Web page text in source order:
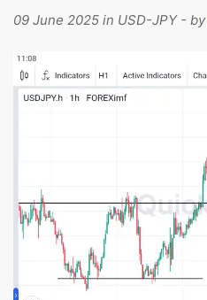
09 June 2025 in USD-JPY - by